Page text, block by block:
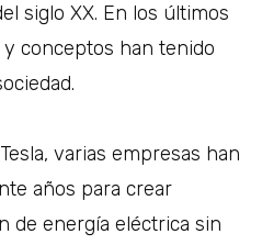
siglo XX. En los últimos
conceptos han tenido
varias empresas han
años para crear
de energía eléctrica sin